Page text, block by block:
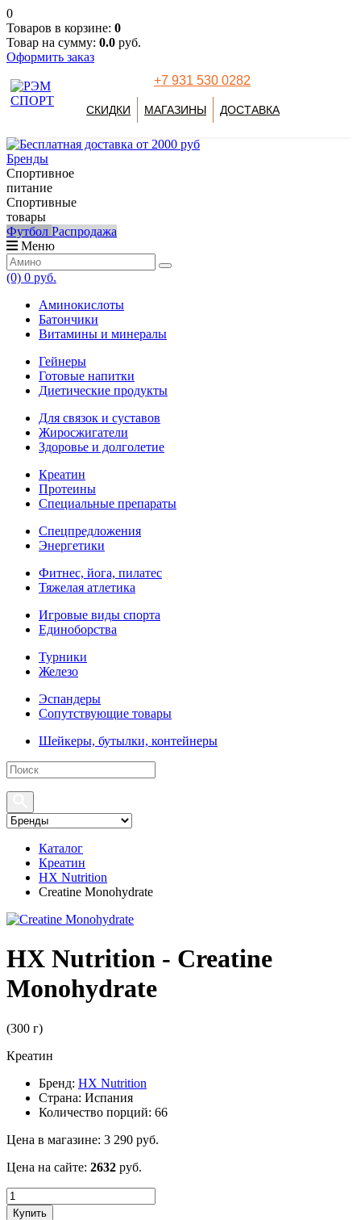
0
Товаров в корзине: 0
Товар на сумму: 0.0 руб.
Оформить заказ
+7 931 530 0282
СКИДКИ МАГАЗИНЫ ДОСТАВКА
Бренды
Спортивное
питание
Спортивные
товары
Футбол Распродажа
Меню
(0) 0 руб.
Аминокислоты
Батончики
Витамины и минералы
Гейнеры
Готовые напитки
Диетические продукты
Для связок и суставов
Жиросжигатели
Здоровье и долголетие
Креатин
Протеины
Специальные препараты
Спецпредложения
Энергетики
Фитнес, йога, пилатес
Тяжелая атлетика
Игровые виды спорта
Единоборства
Турники
Железо
Эспандеры
Сопутствующие товары
Шейкеры, бутылки, контейнеры
Каталог
Креатин
HX Nutrition
Creatine Monohydrate
HX Nutrition - Creatine
Monohydrate
(300 г)
Креатин
Бренд: HX Nutrition
Страна: Испания
Количество порций: 66
Цена в магазине: 3 290 руб.
Цена на сайте: 2632 руб.
Купить